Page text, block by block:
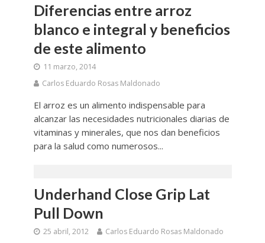
Diferencias entre arroz
blanco e integral y beneficios
de este alimento
11 marzo, 2014
Carlos Eduardo Rosas Maldonado
El arroz es un alimento indispensable para
alcanzar las necesidades nutricionales diarias de
vitaminas y minerales, que nos dan beneficios
para la salud como numerosos...
Underhand Close Grip Lat
Pull Down
25 abril, 2012 Carlos Eduardo Rosas Maldonado